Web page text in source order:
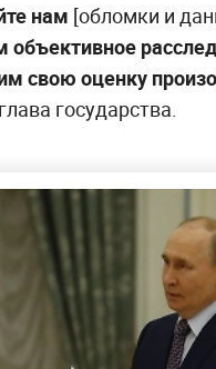
нам [обломки и
объективное
свою оценку
государства.